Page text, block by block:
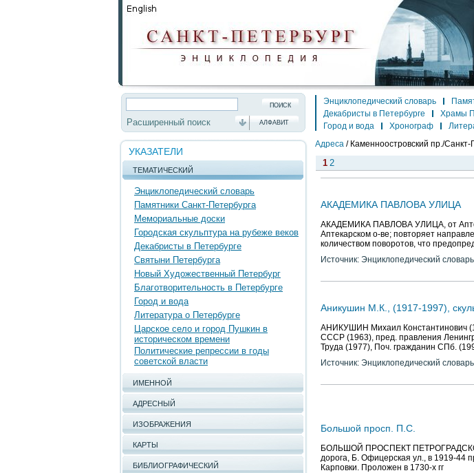
Расширенный поиск АЛФАВИТ
УКАЗАТЕЛИ
ТЕМАТИЧЕСКИЙ
Энциклопедический словарь
Памятники Санкт-Петербурга
Мемориальные доски
Городская скульптура на рубеже веков
Декабристы в Петербурге
Святыни Петербурга
Новый Художественный Петербург
Благотворительность в Петербурге
Город и вода
Литература о Петербурге
Царское село и город Пушкин в
историческом времени
Политические репрессии в годы
советской власти
ИМЕННОЙ
АДРЕСНЫЙ
ИЗОБРАЖЕНИЯ
КАРТЫ
БИБЛИОГРАФИЧЕСКИЙ
Энциклопедический словарь
Декабристы в Петербурге
Храмы
Город и вода
Хронограф
Адреса / Каменноостровский пр./Санкт-
1 2
АКАДЕМИКА ПАВЛОВА УЛИЦА
АКАДЕМИКА ПАВЛОВА УЛИЦА, от
Аптекарском о-ве; повторяет
количеством поворотов, что
Источник: Энциклопедический
Аникушин М.К., (1917-1997),
АНИКУШИН Михаил Константинович
СССР (1963), пред. правления
Труда (1977), Поч. гражданин СПб.
Источник: Энциклопедический
Большой просп. П.С.
БОЛЬШОЙ ПРОСПЕКТ
дорога, Б. Офицерская ул., в 1919-44
Карповки. Проложен в 1730-х гг